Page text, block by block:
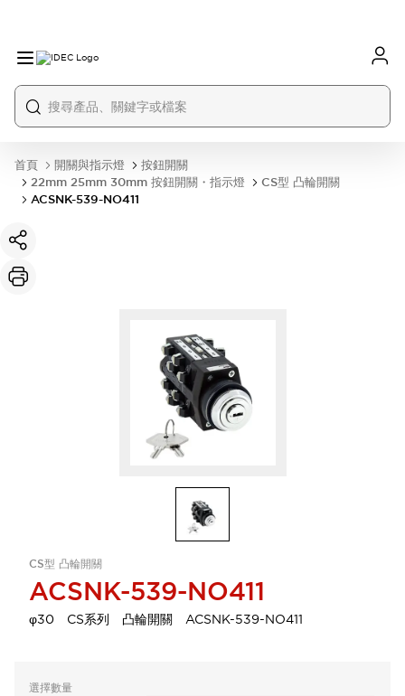
首頁 開關與指示燈
按鈕開關
22mm 25mm 30mm 按鈕開關・指示燈
CS型 凸輪開關
ACSNK-539-NO411
CS型 凸輪開關
ACSNK-539-NO411
φ30 CS系列 凸輪開關 ACSNK-539-NO411
選擇數量